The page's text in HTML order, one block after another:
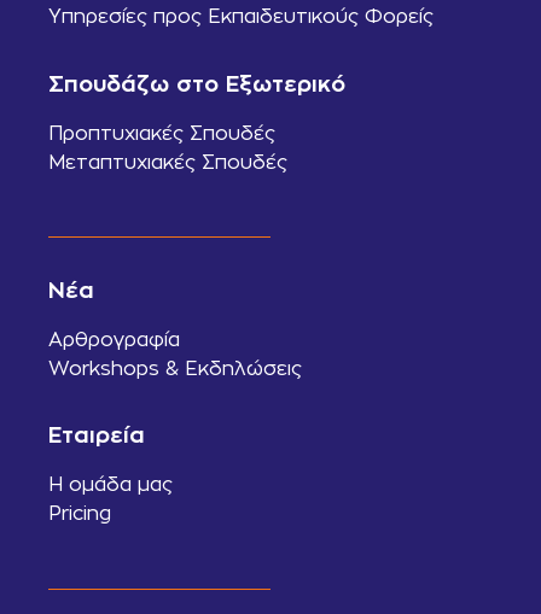
Υπηρεσίες προς Εκπαιδευτικούς Φορείς
Σπουδάζω στο Εξωτερικό
Προπτυχιακές Σπουδές
Μεταπτυχιακές Σπουδές
Νέα
Αρθρογραφία
Workshops & Εκδηλώσεις
Εταιρεία
Η ομάδα μας
Pricing